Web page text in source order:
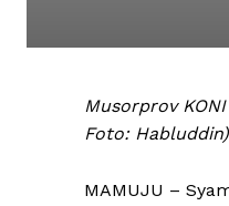
Musorprov
Foto: Habluddin)
MAMUJU –